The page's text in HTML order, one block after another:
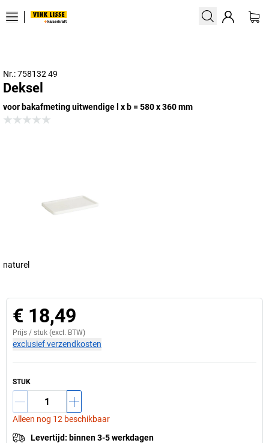
Nr.: 758132 49
Deksel
voor bakafmeting uitwendige l x b = 580 x 360 mm
naturel
€ 18,49
Prijs / stuk (excl. BTW)
exclusief verzendkosten
STUK
Alleen nog 12 beschikbaar
Levertijd: binnen 3-5 werkdagen